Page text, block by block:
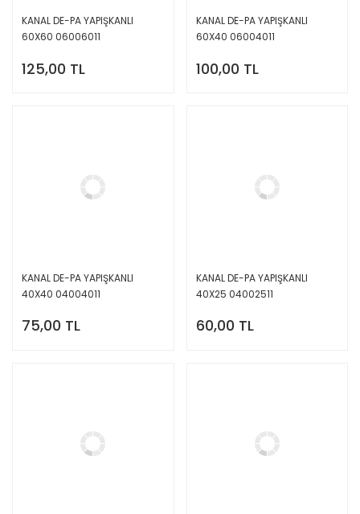
KANAL DE-PA YAPIŞKANLI
60X60 06006011
125,00 TL
KANAL DE-PA YAPIŞKANLI
60X40 06004011
100,00 TL
KANAL DE-PA YAPIŞKANLI
40X40 04004011
75,00 TL
KANAL DE-PA YAPIŞKANLI
40X25 04002511
60,00 TL